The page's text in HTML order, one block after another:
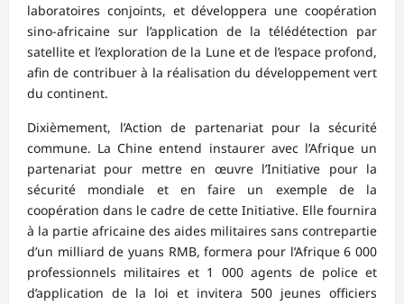
laboratoires conjoints, et développera une coopération
sino-africaine sur l’application de la télédétection par
satellite et l’exploration de la Lune et de l’espace profond,
afin de contribuer à la réalisation du développement vert
du continent.
Dixièmement, l’Action de partenariat pour la sécurité
commune. La Chine entend instaurer avec l’Afrique un
partenariat pour mettre en œuvre l’Initiative pour la
sécurité mondiale et en faire un exemple de la
coopération dans le cadre de cette Initiative. Elle fournira
à la partie africaine des aides militaires sans contrepartie
d’un milliard de yuans RMB, formera pour l’Afrique 6 000
professionnels militaires et 1 000 agents de police et
d’application de la loi et invitera 500 jeunes officiers